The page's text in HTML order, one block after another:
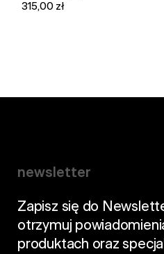
315,00 zł
newsletter
Zapisz się do
otrzymuj
produktach oraz